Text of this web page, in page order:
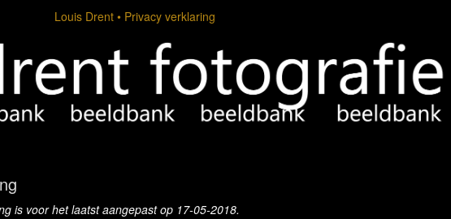
Louis Drent Privacy verklaring
is voor het laatst aangepast op 17-05-2018.